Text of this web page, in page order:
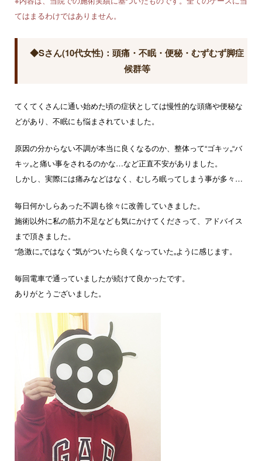
てはまるわけではありません。
◆Sさん(10代女性)：頭痛・不眠・便秘・むずむず脚症
候群等
てくてくさんに通い始めた頃の症状としては慢性的な頭痛や便秘な
どがあり、不眠にも悩まされていました。
原因の分からない不調が本当に良くなるのか、整体って“ゴキッ„“バ
キッ„と痛い事をされるのかな…など正直不安がありました。
しかし、実際には痛みなどはなく、むしろ眠ってしまう事が多々…
毎日何かしらあった不調も徐々に改善していきました。
施術以外に私の筋力不足なども気にかけてくださって、アドバイス
まで頂きました。
“急激に„ではなく“気がついたら良くなっていた„ように感じます。
毎回電車で通っていましたが続けて良かったです。
ありがとうございました。